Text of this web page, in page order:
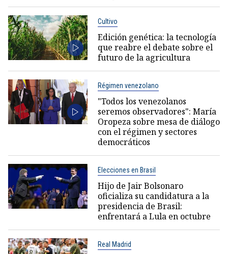
Cultivo
Edición genética: la tecnología
que reabre el debate sobre el
futuro de la agricultura
Régimen venezolano
"Todos los venezolanos
seremos observadores": María
Oropeza sobre mesa de diálogo
con el régimen y sectores
democráticos
Elecciones en Brasil
Hijo de Jair Bolsonaro
oficializa su candidatura a la
presidencia de Brasil:
enfrentará a Lula en octubre
Real Madrid